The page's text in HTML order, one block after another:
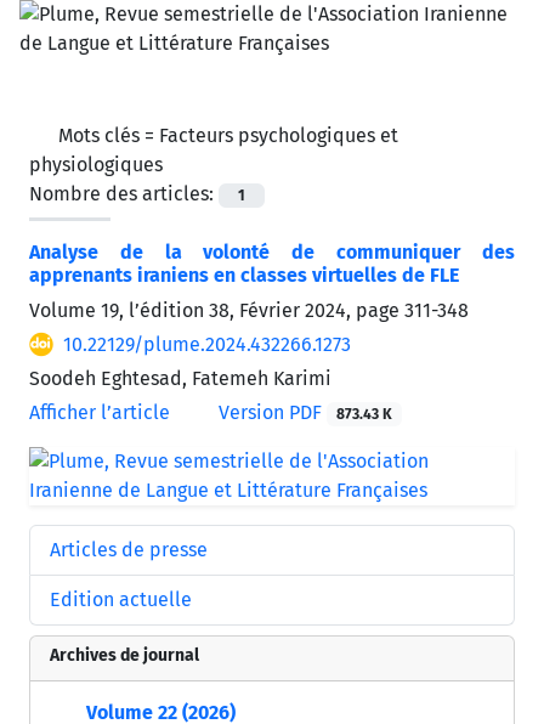
Mots clés = Facteurs psychologiques et
physiologiques
Nombre des articles:
1
Analyse de la volonté de communiquer des
apprenants iraniens en classes virtuelles de FLE
Volume 19, l’édition 38, Février 2024, page 311-348
10.22129/plume.2024.432266.1273
Soodeh Eghtesad, Fatemeh Karimi
Afficher l’article
Version PDF 873.43 K
Articles de presse
Edition actuelle
Archives de journal
Volume 22 (2026)